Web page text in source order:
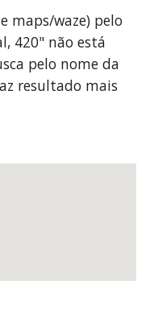
maps/waze) pelo
420" não está
pelo nome da
resultado mais